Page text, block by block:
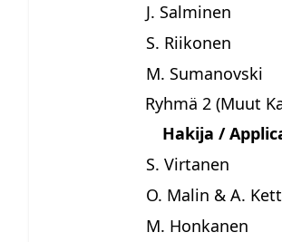
J. Salminen
S. Riikonen
M. Sumanovski
Ryhmä 2 (Muut
Hakija /
S. Virtanen
O. Malin & A.
M. Honkanen